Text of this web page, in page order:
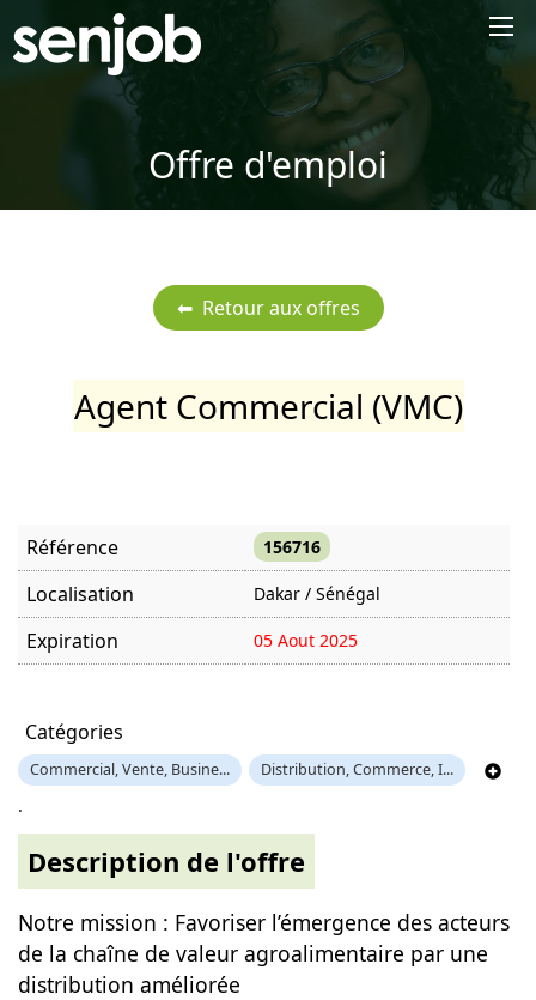
Offre d'emploi
Agent Commercial (VMC)
Référence 156716
Localisation Dakar / Sénégal
Expiration 05 Aout 2025
Catégories
Commercial, Vente, Busine... Distribution, Commerce, I...
.
Description de l'offre
Notre mission : Favoriser l’émergence des acteurs
de la chaîne de valeur agroalimentaire par une
distribution améliorée